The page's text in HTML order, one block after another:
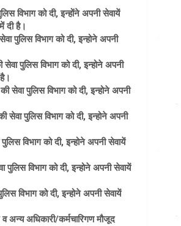
विभाग को दी, इन्होंने अपनी सेवायें
दी है।
पुलिस विभाग को दी, इन्होने अपनी
पुलिस विभाग को दी, इन्होने अपनी
पुलिस विभाग को दी, इन्होने अपनी
पुलिस विभाग को दी, इन्होने अपनी
विभाग को दी, इन्होने अपनी सेवायें
विभाग को दी, इन्होने अपनी सेवायें
विभाग को दी, इन्होने अपनी सेवायें
व अन्य अधिकारी/कर्मचारिगण मौजूद